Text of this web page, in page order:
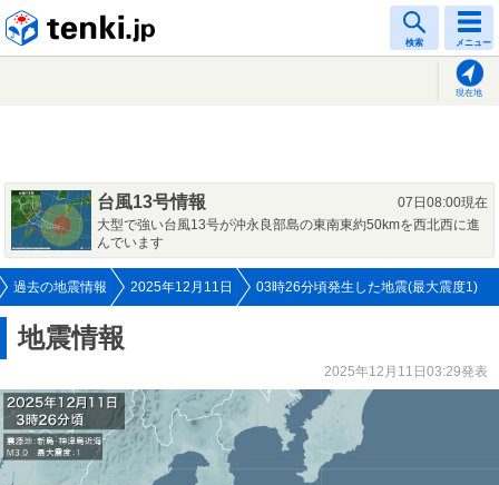
検索 メニュー
現在地
台風13号情報
07日08:00現在
大型で強い台風13号が沖永良部島の東南東約50kmを西北西に進
んでいます
過去の地震情報 2025年12月11日 03時26分頃発生した地震(最大震度1)
地震情報
2025年12月11日03:29発表